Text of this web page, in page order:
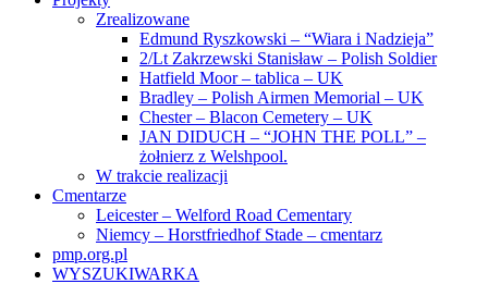
Zrealizowane
Edmund Ryszkowski – “Wiara i Nadzieja”
2/Lt Zakrzewski Stanisław – Polish Soldier
Hatfield Moor – tablica – UK
Bradley – Polish Airmen Memorial – UK
Chester – Blacon Cemetery – UK
JAN DIDUCH – “JOHN THE POLL” –
żołnierz z Welshpool.
W trakcie realizacji
Cmentarze
Leicester – Welford Road Cementary
Niemcy – Horstfriedhof Stade – cmentarz
pmp.org.pl
WYSZUKIWARKA